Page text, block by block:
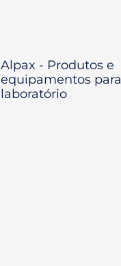
Alpax - Produtos e
equipamentos para
laboratório